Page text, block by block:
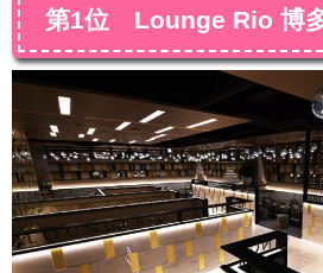
第1位 Lounge Rio 博